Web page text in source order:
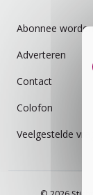
Abonnee
Adverteren
Contact
Colofon
Veelgestelde